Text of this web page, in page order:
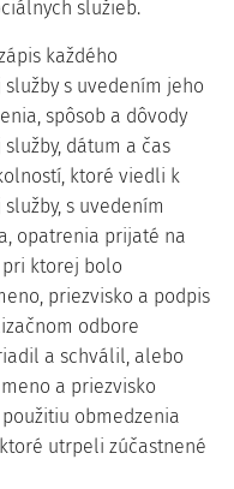
služieb.
každého
s uvedením jeho
spôsob a dôvody
dátum a čas
ktoré viedli k
s uvedením
opatrenia prijaté na
ktorej bolo
priezvisko a podpis
odbore
a schválil, alebo
a priezvisko
obmedzenia
utrpeli zúčastnené